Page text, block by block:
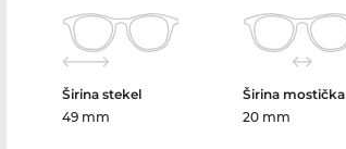
Širina stekel
49 mm
Širina mostička
20 mm